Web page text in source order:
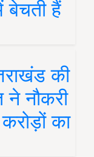
बेचती हैं
की
ने नौकरी
का